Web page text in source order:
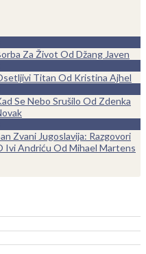
Za Život Od Džang Javen
Titan Od Kristina Ajhel
Se Nebo Srušilo Od Zdenka
Zvani Jugoslavija: Razgovori
Ivi Andriću Od Mihael Martens